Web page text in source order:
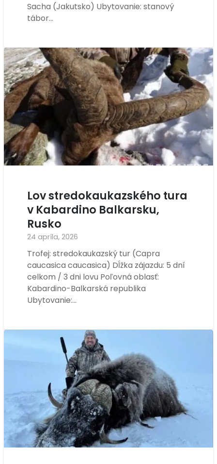
Sacha (Jakutsko) Ubytovanie: stanový
tábor…
Lov stredokaukazského tura
v Kabardino Balkarsku,
Rusko
24 apríla, 2026
Trofej: stredokaukazský tur (Capra
caucasica caucasica) Dĺžka zájazdu: 5 dní
celkom / 3 dni lovu Poľovná oblasť:
Kabardino-Balkarská republika
Ubytovanie:…